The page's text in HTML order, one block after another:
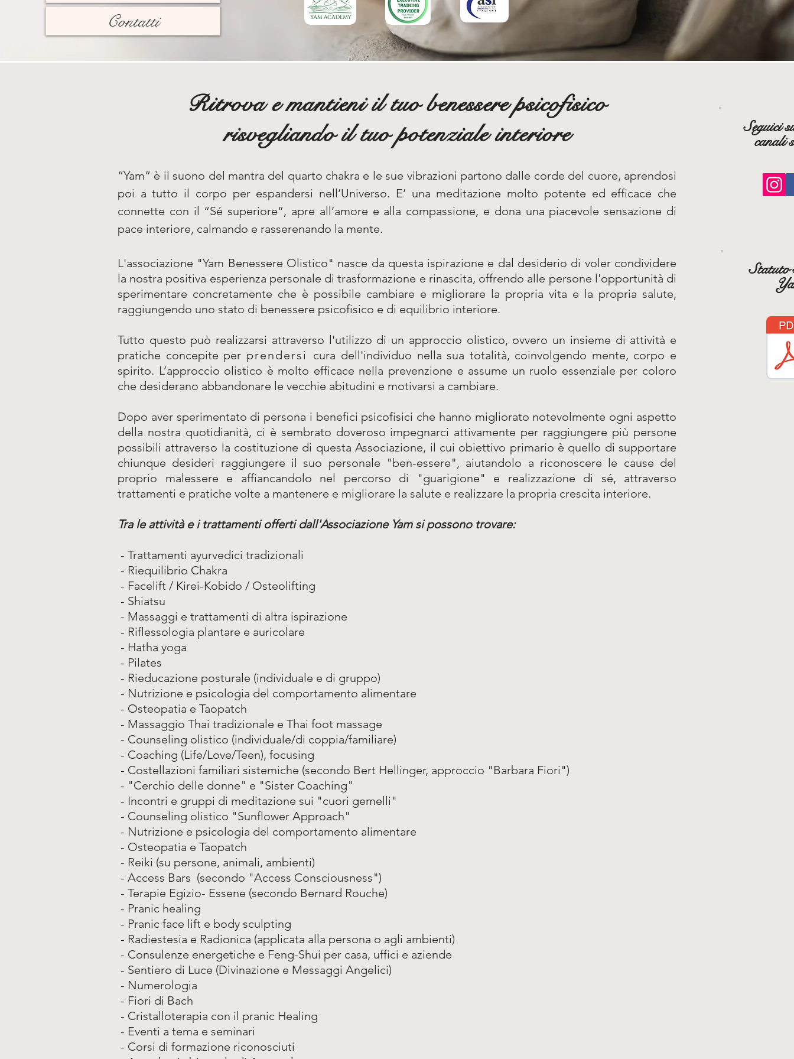
Contatti
Ritrova e mantieni il tuo benessere psicofisico
risvegliando il tuo potenziale interiore
“Yam” è il suono del mantra del quarto chakra e le sue vibrazioni partono dalle corde del cuore, aprendosi
poi a tutto il corpo per espandersi nell’Universo. E’ una meditazione molto potente ed efficace che
connette con il “Sé superiore”, apre all’amore e alla compassione, e dona una piacevole sensazione di
pace interiore, calmando e rasserenando la mente.
L'associazione "Yam Benessere Olistico" nasce da questa ispirazione e dal desiderio di voler condividere
la nostra positiva esperienza personale di trasformazione e rinascita, offrendo alle persone l'opportunità di
sperimentare concretamente che è possibile cambiare e migliorare la propria vita e la propria salute,
raggiungendo uno stato di benessere psicofisico e di equilibrio interiore.
Tutto questo può realizzarsi attraverso l'utilizzo di un approccio olistico, ovvero un insieme di attività e
pratiche concepite per prendersi cura dell'individuo nella sua totalità, coinvolgendo mente, corpo e
spirito. L’approccio olistico è molto efficace nella prevenzione e assume un ruolo essenziale per coloro
che desiderano abbandonare le vecchie abitudini e motivarsi a cambiare.
Dopo aver sperimentato di persona i benefici psicofisici che hanno migliorato notevolmente ogni aspetto
della nostra quotidianità, ci è sembrato doveroso impegnarci attivamente per raggiungere più persone
possibili attraverso la costituzione di questa Associazione, il cui obiettivo primario è quello di supportare
chiunque desideri raggiungere il suo personale "ben-essere", aiutandolo a riconoscere le cause del
proprio malessere e affiancandolo nel percorso di "guarigione" e realizzazione di sé, attraverso
trattamenti e pratiche volte a mantenere e migliorare la salute e realizzare la propria crescita interiore.
Tra le attività e i trattamenti offerti dall'Associazione Yam si possono trovare:
- Trattamenti ayurvedici tradizionali
- Riequilibrio Chakra
- Facelift / Kirei-Kobido / Osteolifting
- Shiatsu
- Massaggi e trattamenti di altra ispirazione
- Riflessologia plantare e auricolare
- Hatha yoga
- Pilates
- Rieducazione posturale (individuale e di gruppo)
- Nutrizione e psicologia del comportamento alimentare
- Osteopatia e Taopatch
- Massaggio Thai tradizionale e Thai foot massage
- Counseling olistico (individuale/di coppia/familiare)
- Coaching (Life/Love/Teen), focusing
- Costellazioni familiari sistemiche (secondo Bert Hellinger, approccio "Barbara Fiori")
- "Cerchio delle donne" e "Sister Coaching"
- Incontri e gruppi di meditazione sui "cuori gemelli"
- Counseling olistico "Sunflower Approach"
- Nutrizione e psicologia del comportamento alimentare
- Osteopatia e Taopatch
- Reiki (su persone, animali, ambienti)
- Access Bars (secondo "Access Consciousness")
- Terapie Egizio- Essene (secondo Bernard Rouche)
- Pranic healing
- Pranic face lift e body sculpting
- Radiestesia e Radionica (applicata alla persona o agli ambienti)
- Consulenze energetiche e Feng-Shui per casa, uffici e aziende
- Sentiero di Luce (Divinazione e Messaggi Angelici)
- Numerologia
- Fiori di Bach
- Cristalloterapia con il pranic Healing
- Eventi a tema e seminari
- Corsi di formazione riconosciuti
Seguici
canali
Statuto